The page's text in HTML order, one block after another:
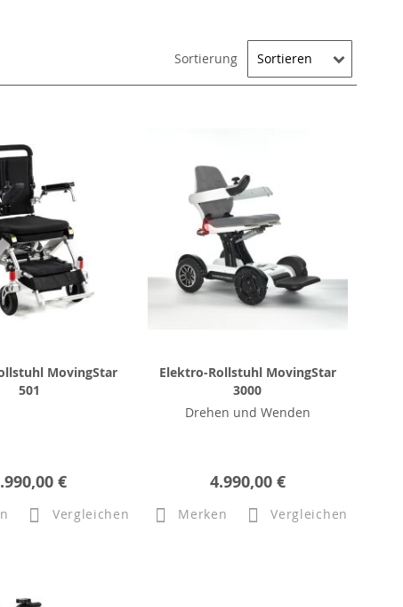
Sortierung
MovingStar
501
€
Vergleichen
Elektro-Rollstuhl MovingStar
3000
Drehen und Wenden
4.990,00 €
Merken Vergleichen